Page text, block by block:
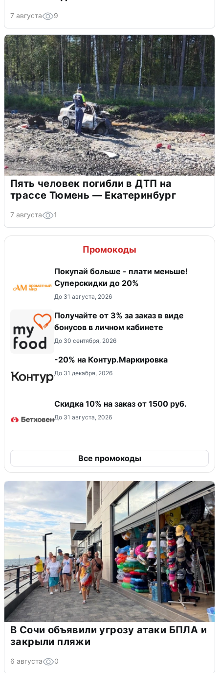
7 августа 9
Пять человек погибли в ДТП на
трассе Тюмень — Екатеринбург
7 августа 1
Промокоды
Покупай больше - плати меньше!
Суперскидки до 20%
До 31 августа, 2026
Получайте от 3% за заказ в виде
бонусов в личном кабинете
До 30 сентября, 2026
-20% на Контур.Маркировка
До 31 декабря, 2026
Скидка 10% на заказ от 1500 руб.
До 31 августа, 2026
Все промокоды
В Сочи объявили угрозу атаки БПЛА и
закрыли пляжи
6 августа 0